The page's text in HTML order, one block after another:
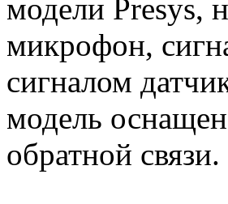
модели Presys,
микрофон,
сигналом
модель
обратной связи.